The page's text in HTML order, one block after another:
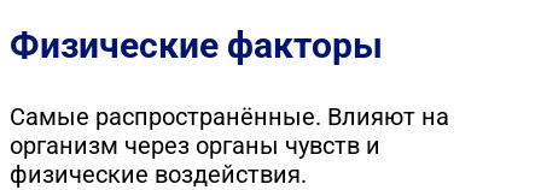
Физические факторы
Самые распространённые. Влияют на
организм через органы чувств и
физические воздействия.